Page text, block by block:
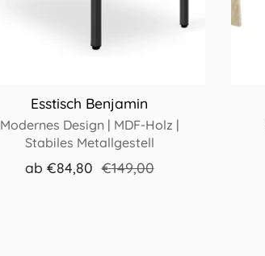
Esstisch Benjamin
Modernes Design | MDF-Holz |
Stabiles Metallgestell
ab €84,80 €149,00